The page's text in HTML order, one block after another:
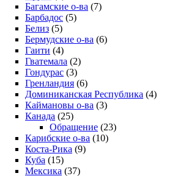
Багамские о-ва (7)
Барбадос (5)
Белиз (5)
Бермудские о-ва (6)
Гаити (4)
Гватемала (2)
Гондурас (3)
Гренландия (6)
Доминиканская Республика (4)
Каймановы о-ва (3)
Канада (25)
Обращение (23)
Карибские о-ва (10)
Коста-Рика (9)
Куба (15)
Мексика (37)